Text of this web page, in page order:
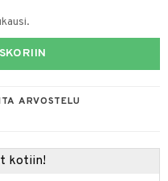
ARVOSTELU
kotiin!